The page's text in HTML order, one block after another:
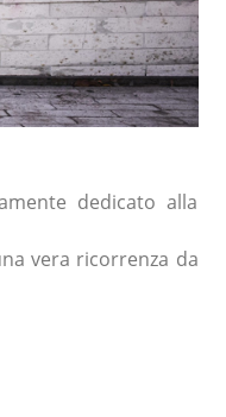
dedicato alla
vera ricorrenza da